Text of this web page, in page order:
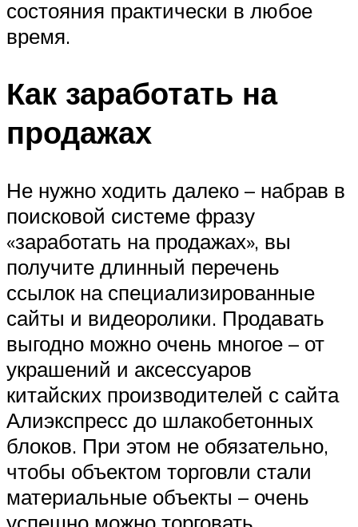
состояния практически в любое
время.
Как заработать на
продажах
Не нужно ходить далеко – набрав в
поисковой системе фразу
«заработать на продажах», вы
получите длинный перечень
ссылок на специализированные
сайты и видеоролики. Продавать
выгодно можно очень многое – от
украшений и аксессуаров
китайских производителей с сайта
Алиэкспресс до шлакобетонных
блоков. При этом не обязательно,
чтобы объектом торговли стали
материальные объекты – очень